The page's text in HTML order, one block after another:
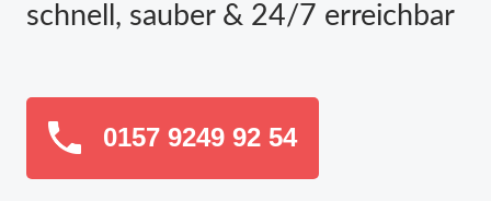
schnell, sauber & 24/7 erreichbar
0157 9249 92 54